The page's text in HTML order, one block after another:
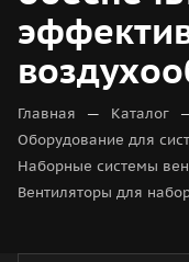
Главная — Каталог
Оборудование для
Наборные системы
Вентиляторы для